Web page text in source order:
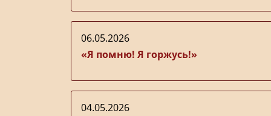
06.05.2026
«Я помню! Я горжусь!»
04.05.2026